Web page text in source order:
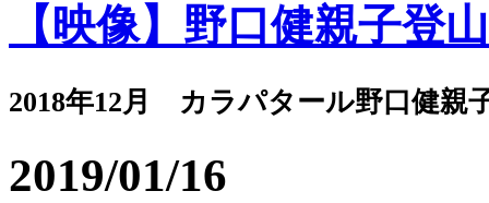
【映像】野口健親子
2018年12月 カラパタール野口健親
2019/01/16